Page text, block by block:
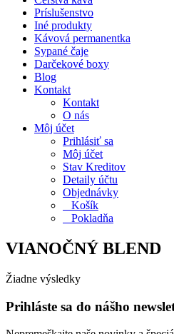
Príslušenstvo
Iné produkty
Kávová permanentka
Sypané čaje
Darčekové boxy
Blog
Kontakt
Kontakt
O nás
Môj účet
Prihlásiť sa
Môj účet
Stav Kreditov
Detaily účtu
Objednávky
Košík
Pokladňa
VIANOČNÝ BLEND
Žiadne výsledky
Prihláste sa do nášho